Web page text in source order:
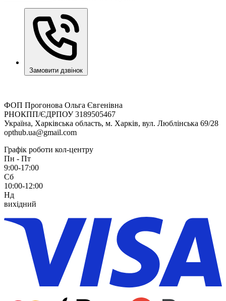
Замовити дзвінок
ФОП Прогонова Ольга Євгенівна
РНОКПП/ЄДРПОУ 3189505467
Україна, Харківська область, м. Харків, вул. Люблінська 69/28
opthub.ua@gmail.com
Графік роботи кол-центру
Пн - Пт
9:00-17:00
Сб
10:00-12:00
Нд
вихідний